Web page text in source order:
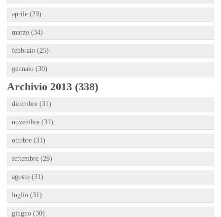
aprile (29)
marzo (34)
febbraio (25)
gennaio (30)
Archivio 2013 (338)
dicembre (31)
novembre (31)
ottobre (31)
settembre (29)
agosto (31)
luglio (31)
giugno (30)